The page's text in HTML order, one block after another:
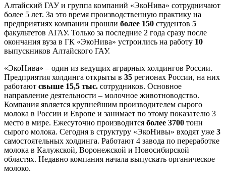
Алтайский ГАУ и группа компаний «ЭкоНива» сотрудничают
более 5 лет. За это время производственную практику на
предприятиях компании прошли более 150 студентов 5
факультетов АГАУ. Только за последние 2 года сразу после
окончания вуза в ГК «ЭкоНива» устроились на работу 10
выпускников Алтайского ГАУ.
«ЭкоНива» – один из ведущих аграрных холдингов России.
Предприятия холдинга открыты в 35 регионах России, на них
работают свыше 15,5 тыс. сотрудников. Основное
направление деятельности – молочное животноводство.
Компания является крупнейшим производителем сырого
молока в России и Европе и занимает по этому показателю 3
место в мире. Ежесуточно производится более 3700 тонн
сырого молока. Сегодня в структуру «ЭкоНивы» входят уже 3
самостоятельных холдинга. Работают 4 завода по переработке
молока в Калужской, Воронежской и Новосибирской
областях. Недавно компания начала выпускать органическое
молоко.